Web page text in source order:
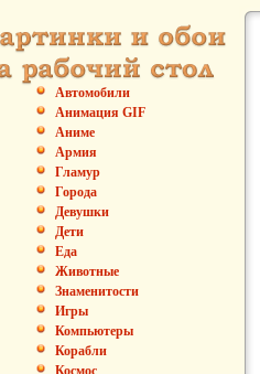
Автомобили
Анимация GIF
Аниме
Армия
Гламур
Города
Девушки
Дети
Еда
Животные
Знаменитости
Игры
Компьютеры
Корабли
Космос